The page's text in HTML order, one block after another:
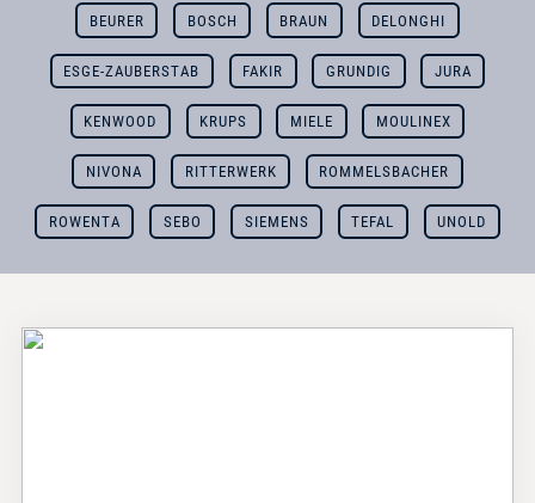
BEURER BOSCH BRAUN DELONGHI
ESGE-ZAUBERSTAB FAKIR GRUNDIG JURA
KENWOOD KRUPS MIELE MOULINEX
NIVONA RITTERWERK ROMMELSBACHER
ROWENTA SEBO SIEMENS TEFAL UNOLD